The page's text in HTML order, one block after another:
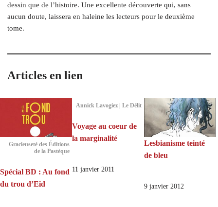
dessin que de l’histoire. Une excellente découverte qui, sans
aucun doute, laissera en haleine les lecteurs pour le deuxième
tome.
Articles en lien
Gracieuseté des Éditions
de la Pastèque
Spécial BD : Au fond
du trou d’Eid
Annick Lavogiez | Le Délit
Voyage au coeur de
la marginalité
11 janvier 2011
Lesbianisme teinté
de bleu
9 janvier 2012